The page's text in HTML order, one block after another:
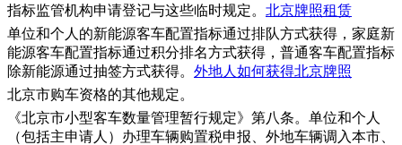
指标监管机构申请登记与这些临时规定。 北京牌照租赁
单位和个人的新能源客车配置指标通过排队方式获得，家庭新
能源客车配置指标通过积分排名方式获得，普通客车配置指标
除新能源通过抽签方式获得。 外地人如何获得北京牌照
北京市购车资格的其他规定。
《北京市小型客车数量管理暂行规定》第八条。单位和个人
（包括主申请人）办理车辆购置税申报、外地车辆调入本市、